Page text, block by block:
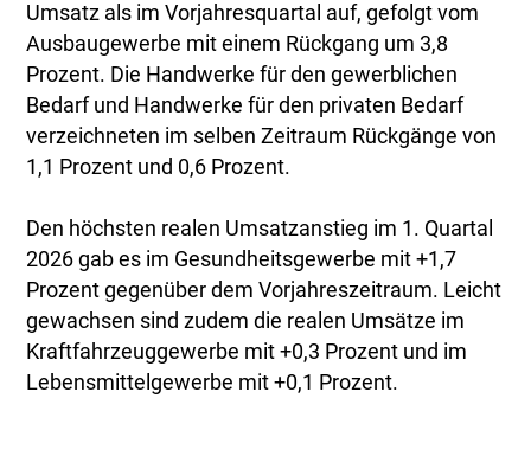
Umsatz als im Vorjahresquartal auf, gefolgt vom
Ausbaugewerbe mit einem Rückgang um 3,8
Prozent. Die Handwerke für den gewerblichen
Bedarf und Handwerke für den privaten Bedarf
verzeichneten im selben Zeitraum Rückgänge von
1,1 Prozent und 0,6 Prozent.
Den höchsten realen Umsatzanstieg im 1. Quartal
2026 gab es im Gesundheitsgewerbe mit +1,7
Prozent gegenüber dem Vorjahreszeitraum. Leicht
gewachsen sind zudem die realen Umsätze im
Kraftfahrzeuggewerbe mit +0,3 Prozent und im
Lebensmittelgewerbe mit +0,1 Prozent.